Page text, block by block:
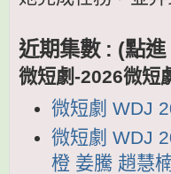
近期集數 : (點
微短劇-2026微短
微短劇 WDJ
微短劇 WDJ
橙 姜騰 趙慧